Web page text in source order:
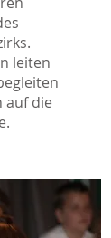
leiten
auf die